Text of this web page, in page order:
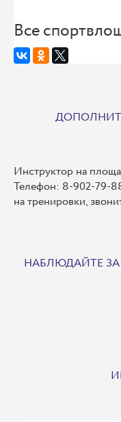
Все
Инструктор на
Телефон: 8-902-79-
на тренировки,
НАБЛЮДАЙТЕ